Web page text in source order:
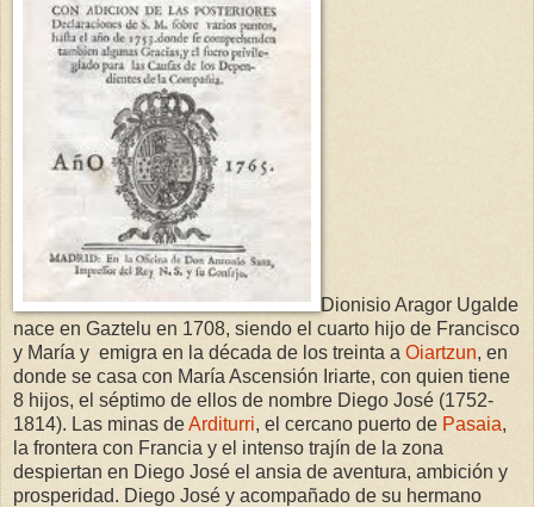
Dionisio Aragor Ugalde
nace en Gaztelu en 1708, siendo el cuarto hijo de Francisco
y María y emigra en la década de los treinta a Oiartzun, en
donde se casa con María Ascensión Iriarte, con quien tiene
8 hijos, el séptimo de ellos de nombre Diego José (1752-
1814). Las minas deArditurri, el cercano puerto de Pasaia,
la frontera con Francia y el intenso trajín de la zona
despiertan en Diego José el ansia de aventura, ambición y
prosperidad. Diego José y acompañado de su hermano